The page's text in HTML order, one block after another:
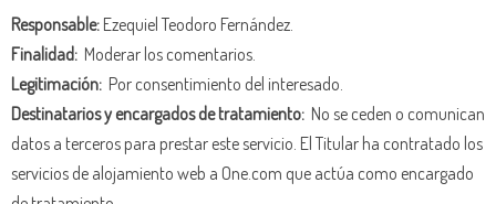
Responsable:Ezequiel Teodoro Fernández.
Finalidad: Moderar los comentarios.
Legitimación: Por consentimiento del interesado.
Destinatarios y encargados de tratamiento: No se ceden o comunican
datos a terceros para prestar este servicio. El Titular ha contratado los
servicios de alojamiento web a One.com que actúa como encargado